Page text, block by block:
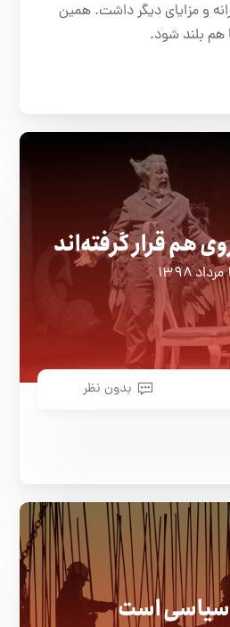
و مزایای دیگر داشت. همین
هم بلند شود.
هم قرار گرفته‌اند
بدون نظر
سیاسی است